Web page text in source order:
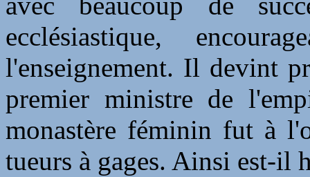
ecclésiastique,
l'enseignement. Il devint
premier ministre de
monastère féminin fut à
tueurs à gages. Ainsi est-il